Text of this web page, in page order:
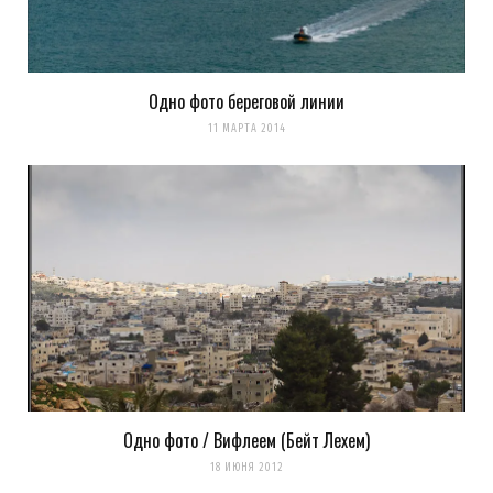
Одно фото береговой линии
11 МАРТА 2014
Одно фото / Вифлеем (Бейт Лехем)
18 ИЮНЯ 2012